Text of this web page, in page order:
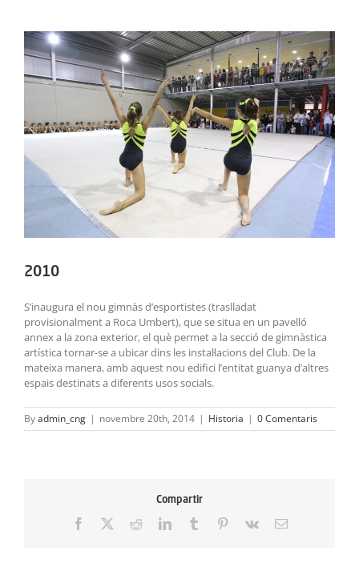
SERVEIS
BLOG
EMPRESES
CONTACTE
View
Larger
Image
2010
S’inaugura el nou gimnàs d’esportistes (traslladat
provisionalment a Roca Umbert), que se situa en un pavelló
annex a la zona exterior, el què permet a la secció de gimnàstica
artística tornar-se a ubicar dins les instal·lacions del Club. De la
mateixa manera, amb aquest nou edifici l’entitat guanya d’altres
espais destinats a diferents usos socials.
Byadmin_cng | novembre 20th, 2014 | Historia | 0 Comentaris
Compartir
Facebook RedditLinkedInTumblr Pinterest
Vk Email: